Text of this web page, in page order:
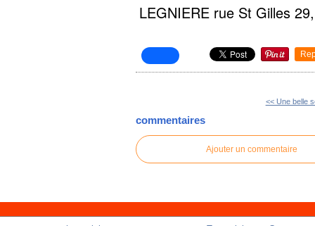
LEGNIERE rue St Gilles
<< Une belle
commentaires
Ajouter un commentaire